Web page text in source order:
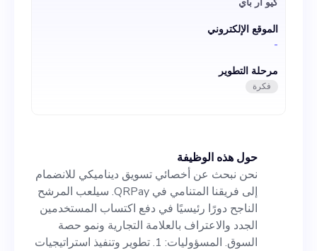
إجراء أبحاث السوق لتحديد
الداخلية لضمان اتساق العلامة
التجارية. المؤهلات: 1. خبرة مثبتة
في دور مماثل. 2. الإلمام بمنصات
حول هذه الوظيفة
نحن نبحث عن أخصائي تسويق ديناميكي للانضمام
إلى فريقنا المتنامي في QRPay. سيلعب المرشح
الناجح دورًا رئيسيًا في دفع اكتساب المستخدمين
الجدد والاعتراف بالعلامة التجارية ونمو حصة
السوق. المسؤوليات: 1. تطوير وتنفيذ استراتيجيات
الموقع الإلكتروني
-
مرحلة التطوير
فكرة